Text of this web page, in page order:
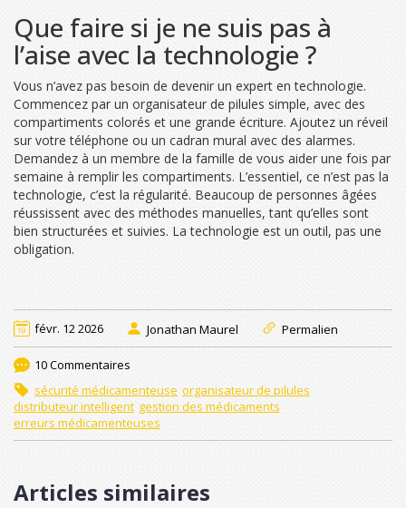
Que faire si je ne suis pas à
l’aise avec la technologie ?
Vous n’avez pas besoin de devenir un expert en technologie.
Commencez par un organisateur de pilules simple, avec des
compartiments colorés et une grande écriture. Ajoutez un réveil
sur votre téléphone ou un cadran mural avec des alarmes.
Demandez à un membre de la famille de vous aider une fois par
semaine à remplir les compartiments. L’essentiel, ce n’est pas la
technologie, c’est la régularité. Beaucoup de personnes âgées
réussissent avec des méthodes manuelles, tant qu’elles sont
bien structurées et suivies. La technologie est un outil, pas une
obligation.
févr. 12 2026 Jonathan Maurel Permalien
10 Commentaires
sécurité médicamenteuse organisateur de pilules
distributeur intelligent gestion des médicaments
erreurs médicamenteuses
Articles similaires